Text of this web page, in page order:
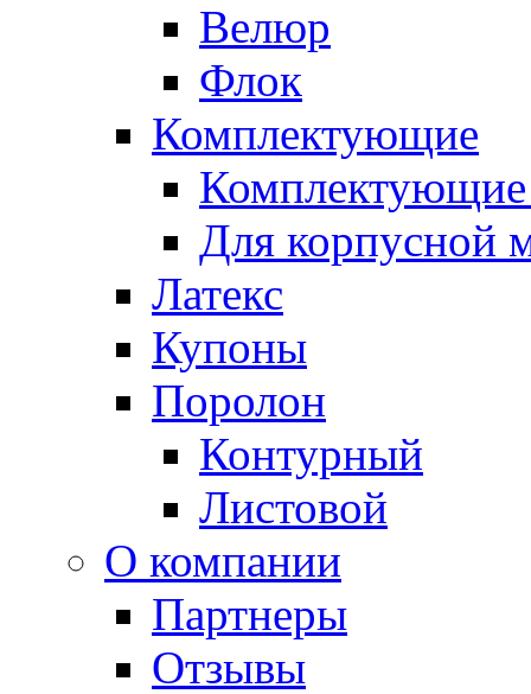
Велюр
Флок
Комплектующие
Комплектующие
Для корпусной
Латекс
Купоны
Поролон
Контурный
Листовой
О компании
Партнеры
Отзывы